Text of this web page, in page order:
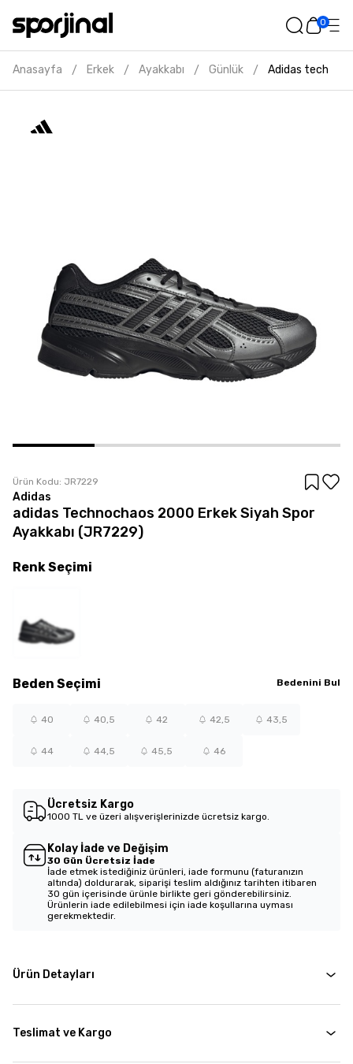
0
Anasayfa / Erkek / Ayakkabı / Günlük / Adidas
Ürün Kodu: JR7229
Adidas
adidas Technochaos 2000 Erkek Siyah Spor
Ayakkabı (JR7229)
Beden Seçimi Bedenini Bul
40 40,5 42 42,5 43,5
44 44,5 45,5 46
RenkSeçimi
Ücretsiz Kargo
1000 TL ve üzeri alışverişlerinizde ücretsiz kargo.
Kolay İade ve Değişim
30 Gün Ücretsiz İade
İade etmek istediğiniz ürünleri, iade formunu (faturanızın
altında) doldurarak, siparişi teslim aldığınız tarihten itibaren
30 gün içerisinde ürünle birlikte geri gönderebilirsiniz.
Ürünlerin iade edilebilmesi için iade koşullarına uyması
gerekmektedir.
Ürün Detayları
Teslimat ve Kargo